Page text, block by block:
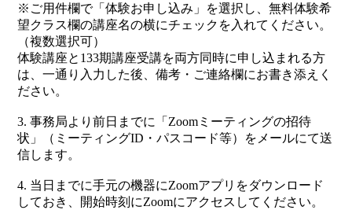
※ご用件欄で「体験お申し込み」を選択し、無料体験希
望クラス欄の講座名の横にチェックを入れてください。
（複数選択可）
体験講座と133期講座受講を両方同時に申し込まれる方
は、一通り入力した後、備考・ご連絡欄にお書き添えく
ださい。
3. 事務局より前日までに「Zoomミーティングの招待
状」（ミーティングID・パスコード等）をメールにて送
信します。
4. 当日までに手元の機器にZoomアプリをダウンロード
しておき、開始時刻にZoomにアクセスしてください。